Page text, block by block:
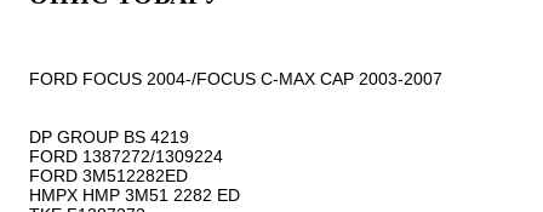
FORD FOCUS 2004-/FOCUS C-MAX CAP 2003-2007
DP GROUP BS 4219
FORD 1387272/1309224
FORD 3M512282ED
HMPX HMP 3M51 2282 ED